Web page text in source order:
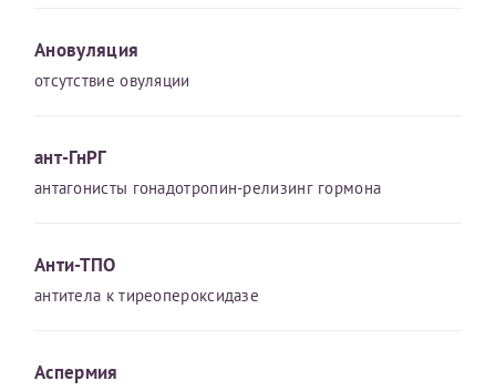
Ановуляция
отсутствие овуляции
ант-ГнРГ
антагонисты гонадотропин-релизинг гормона
Анти-ТПО
антитела к тиреопероксидазе
Аспермия
Фамилия*
налогоплательщика